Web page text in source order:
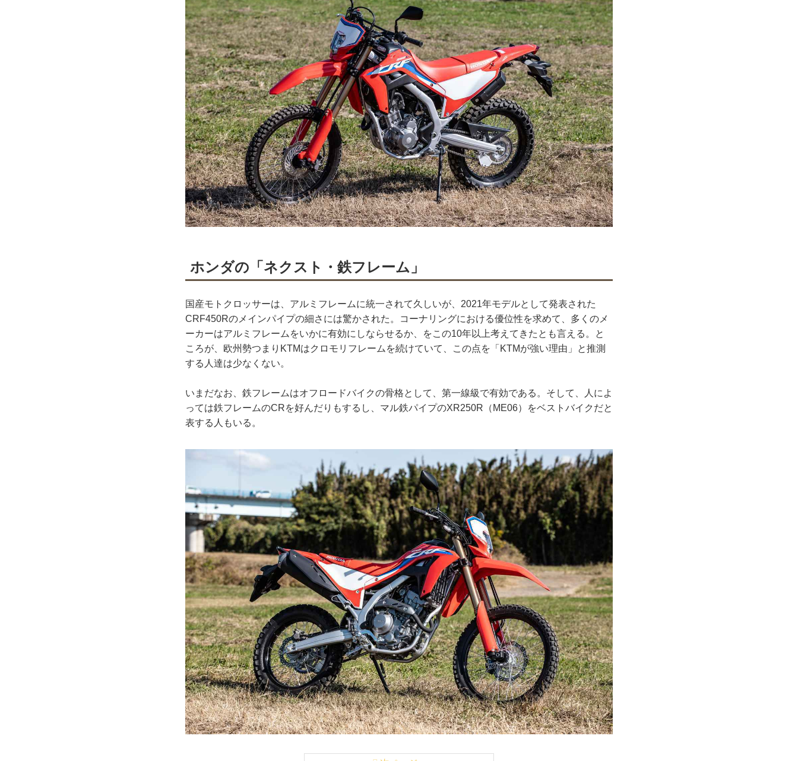
ホンダの「ネクスト・鉄フレーム」
国産モトクロッサーは、アルミフレームに統一されて久しいが、2021年モデルとして発表された
CRF450Rのメインパイプの細さには驚かされた。コーナリングにおける優位性を求めて、多くのメ
ーカーはアルミフレームをいかに有効にしならせるか、をこの10年以上考えてきたとも言える。と
ころが、欧州勢つまりKTMはクロモリフレームを続けていて、この点を「KTMが強い理由」と推測
する人達は少なくない。
いまだなお、鉄フレームはオフロードバイクの骨格として、第一線級で有効である。そして、人によ
っては鉄フレームのCRを好んだりもするし、マル鉄パイプのXR250R（ME06）をベストバイクだと
表する人もいる。